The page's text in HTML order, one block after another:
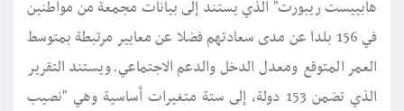
هابييست ريبورت" الذي يستند إلى بيانات مجمعة من مواطنين
في 156 بلدا عن مدى سعادتهم فضلا عن معايير مرتبطة بمتوسط
العمر المتوقع ومعدل الدخل والدعم الاجتماعي.ويستند التقرير
الذي تضمن 153 دولة، إلى ستة متغيرات أساسية وهي "نصيب